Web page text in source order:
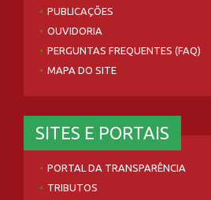
PUBLICAÇÕES
OUVIDORIA
PERGUNTAS FREQUENTES (FAQ)
MAPA DO SITE
SITES E PORTAIS
PORTAL DA TRANSPARÊNCIA
TRIBUTOS